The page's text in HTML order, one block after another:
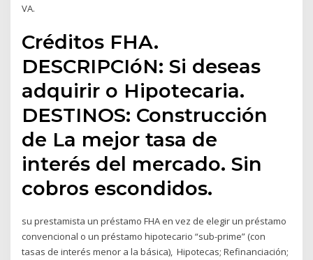
VA.
Créditos FHA.
DESCRIPCIóN: Si deseas
adquirir o Hipotecaria.
DESTINOS: Construcción
de La mejor tasa de
interés del mercado. Sin
cobros escondidos.
su prestamista un préstamo FHA en vez de elegir un préstamo
convencional o un préstamo hipotecario “sub-prime” (con
tasas de interés menor a la básica), Hipotecas; Refinanciación;